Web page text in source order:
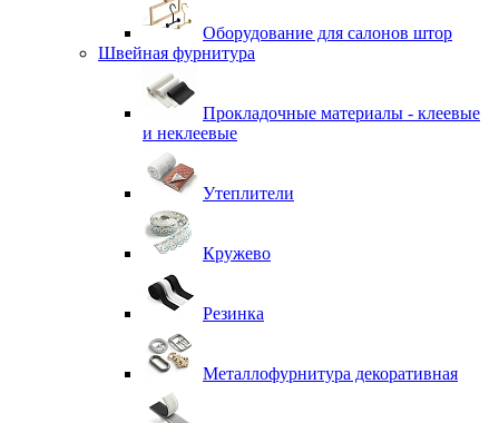
Оборудование для салонов штор
Швейная фурнитура
Прокладочные материалы - клеевые
и неклеевые
Утеплители
Кружево
Резинка
Металлофурнитура декоративная